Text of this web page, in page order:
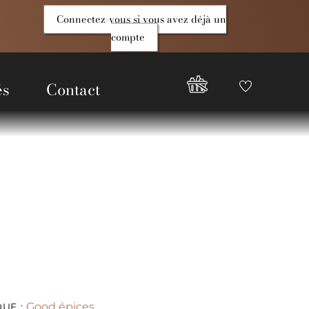
Connectez-vous si vous avez déjà un
compte
Contact
Compte
Good
Epices
Favoris